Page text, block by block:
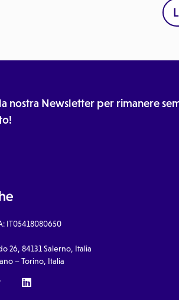
nostra Newsletter per rimanere
IT05418080650
26, 84131 Salerno, Italia
– Torino, Italia